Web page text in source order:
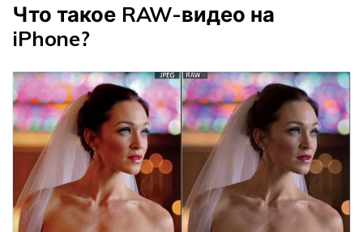
Что такое RAW-видео на
iPhone?